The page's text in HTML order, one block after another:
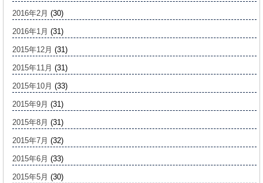
2016年2月 (30)
2016年1月 (31)
2015年12月 (31)
2015年11月 (31)
2015年10月 (33)
2015年9月 (31)
2015年8月 (31)
2015年7月 (32)
2015年6月 (33)
2015年5月 (30)